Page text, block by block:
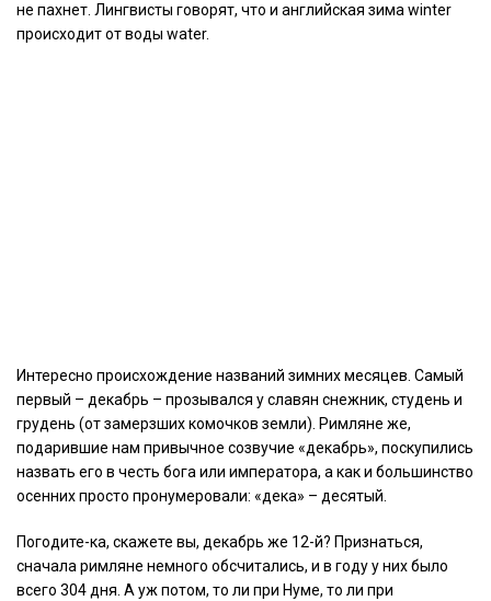
не пахнет. Лингвисты говорят, что и английская зима winter
происходит от воды water.
Интересно происхождение названий зимних месяцев. Самый
первый – декабрь – прозывался у славян снежник, студень и
грудень (от замерзших комочков земли). Римляне же,
подарившие нам привычное созвучие «декабрь», поскупились
назвать его в честь бога или императора, а как и большинство
осенних просто пронумеровали: «дека» – десятый.
Погодите-ка, скажете вы, декабрь же 12-й? Признаться,
сначала римляне немного обсчитались, и в году у них было
всего 304 дня. А уж потом, то ли при Нуме, то ли при